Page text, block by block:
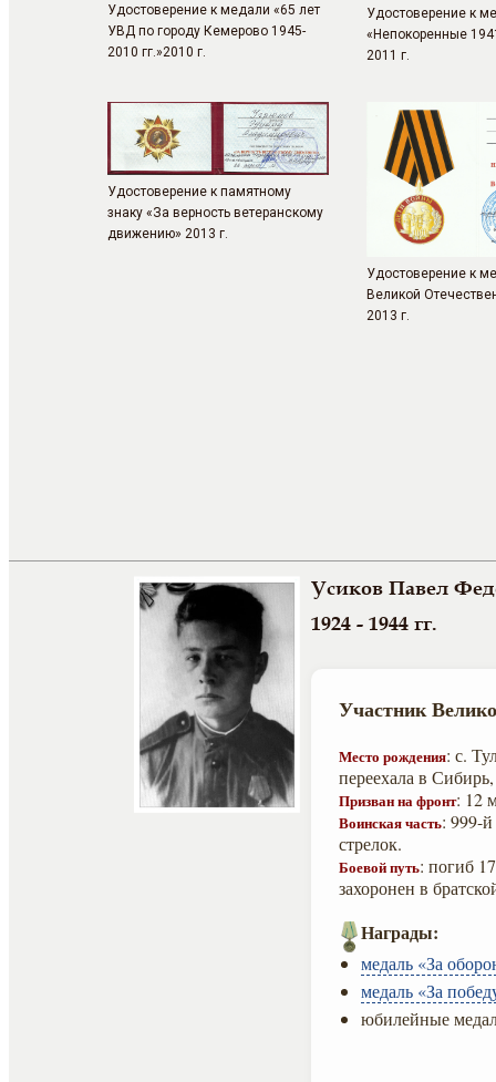
Удостоверение к медали «65 лет
УВД по городу Кемерово 1945-
2010 гг.»2010 г.
Удостоверение к
«Непокоренные
2011 г.
Удостоверение к памятному
знаку «За верность ветеранскому
движению» 2013 г.
Удостоверение к
Великой
2013 г.
Усиков Павел
1924 - 1944 гг.
Участник
Место рождения: с.
переехала в
Призван на фронт: 12
Воинская часть: 999-
стрелок.
Боевой путь: погиб
захоронен в
Награды:
медаль «За
медаль «За
юбилейные